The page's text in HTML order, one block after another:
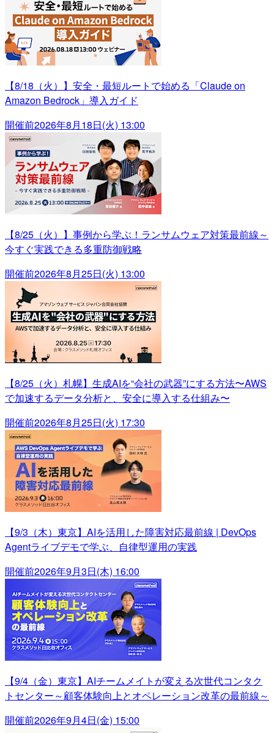
【8/18（火）】安全・最短ルートで始める「Claude on
Amazon Bedrock」導入ガイド
開催前2026年8月18日(火) 13:00
【8/25（火）】事例から学ぶ！ランサムウェア対策最前線～
今すぐ実践できる多重防御戦略
開催前2026年8月25日(火) 13:00
【8/25（火）札幌】生成AIを“会社の武器”にする方法〜AWS
で加速するデータ分析と、安全に導入する仕組み〜
開催前2026年8月25日(火) 17:30
【9/3（木）東京】AIを活用した障害対応最前線 | DevOps
Agentライブデモで学ぶ、自律型運用の実践
開催前2026年9月3日(木) 16:00
【9/4（金）東京】AIチームメイトが変える次世代コンタク
トセンター～顧客体験向上とオペレーション改革の最前線～
開催前2026年9月4日(金) 15:00